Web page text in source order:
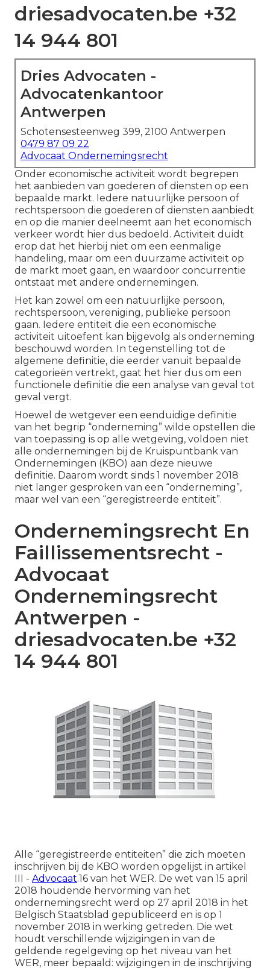
driesadvocaten.be +32
14 944 801
Dries Advocaten -
Advocatenkantoor
Antwerpen
Schotensesteenweg 399, 2100 Antwerpen
0479 87 09 22
Advocaat Ondernemingsrecht
Onder economische activiteit wordt begrepen
het aanbieden van goederen of diensten op een
bepaalde markt. Iedere natuurlijke persoon of
rechtspersoon die goederen of diensten aanbiedt
en op die manier deelneemt aan het economisch
verkeer wordt hier dus bedoeld. Activiteit duidt
erop dat het hierbij niet om een eenmalige
handeling, maar om een duurzame activiteit op
de markt moet gaan, en waardoor concurrentie
ontstaat met andere ondernemingen.
Het kan zowel om een natuurlijke persoon,
rechtspersoon, vereniging, publieke persoon
gaan. Iedere entiteit die een economische
activiteit uitoefent kan bijgevolg als onderneming
beschouwd worden. In tegenstelling tot de
algemene definitie, die eerder vanuit bepaalde
categorieën vertrekt, gaat het hier dus om een
functionele definitie die een analyse van geval tot
geval vergt.
Hoewel de wetgever een eenduidige definitie
van het begrip “onderneming” wilde opstellen die
van toepassing is op alle wetgeving, voldoen niet
alle ondernemingen bij de Kruispuntbank van
Ondernemingen (KBO) aan deze nieuwe
definitie. Daarom wordt sinds 1 november 2018
niet langer gesproken van een “onderneming”,
maar wel van een “geregistreerde entiteit”.
Ondernemingsrecht En
Faillissementsrecht -
Advocaat
Ondernemingsrecht
Antwerpen -
driesadvocaten.be +32
14 944 801
Alle “geregistreerde entiteiten” die zich moeten
inschrijven bij de KBO worden opgelijst in artikel
III - Advocaat.16 van het WER. De wet van 15 april
2018 houdende hervorming van het
ondernemingsrecht werd op 27 april 2018 in het
Belgisch Staatsblad gepubliceerd en is op 1
november 2018 in werking getreden. Die wet
houdt verschillende wijzigingen in van de
geldende regelgeving op het niveau van het
WER, meer bepaald: wijzigingen in de inschrijving